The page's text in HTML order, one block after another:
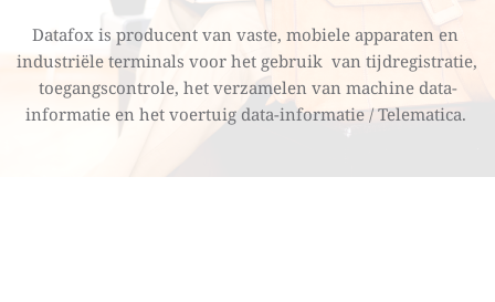
Datafox is producent van vaste, mobiele apparaten en
industriële terminals voor het gebruik  van tijdregistratie,
toegangscontrole, het verzamelen van machine data-
informatie en het voertuig data-informatie / Telematica.